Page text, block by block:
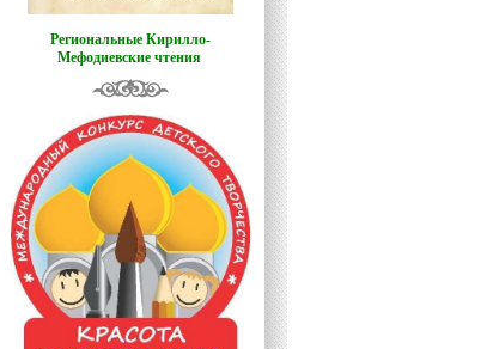
Региональные Кирилло-
Мефодиевские чтения